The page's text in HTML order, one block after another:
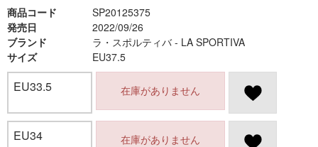
商品コード
SP20125375
発売日
2022/09/26
ブランド
ラ・スポルティバ - LA SPORTIVA
サイズ
EU37.5
EU33.5 在庫がありません
EU34 在庫がありません